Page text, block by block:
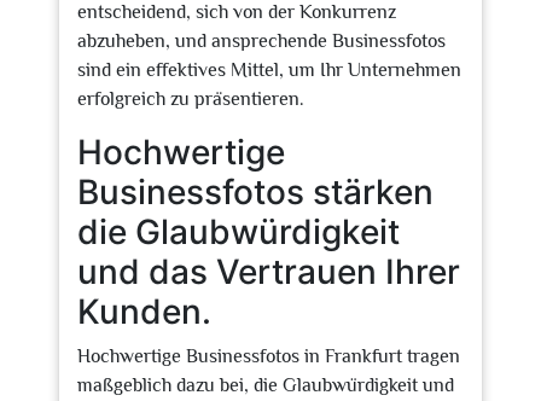
entscheidend, sich von der Konkurrenz
abzuheben, und ansprechende Businessfotos
sind ein effektives Mittel, um Ihr Unternehmen
erfolgreich zu präsentieren.
Hochwertige
Businessfotos stärken
die Glaubwürdigkeit
und das Vertrauen Ihrer
Kunden.
Hochwertige Businessfotos in Frankfurt tragen
maßgeblich dazu bei, die Glaubwürdigkeit und